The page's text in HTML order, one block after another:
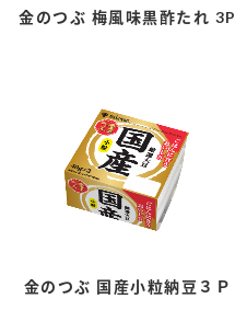
金のつぶ 梅風味黒酢たれ 3P
金のつぶ 国産小粒納豆３Ｐ